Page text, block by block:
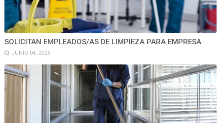
SOLICITAN EMPLEADOS/AS DE LIMPIEZA PARA EMPRESA
JUNIO 04, 2026